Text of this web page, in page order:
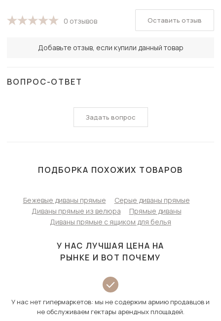
0 отзывов
Добавьте отзыв, если купили данный товар
Оставить отзыв
ВОПРОС-ОТВЕТ
Задать вопрос
ПОДБОРКА ПОХОЖИХ ТОВАРОВ
Бежевые диваны прямые
Серые диваны прямые
Диваны прямые из велюра
Прямые диваны
Диваны прямые с ящиком для белья
У НАС ЛУЧШАЯ ЦЕНА НА
РЫНКЕ И ВОТ ПОЧЕМУ
У нас нет гипермаркетов: мы не содержим армию продавцов и
не обслуживаем гектары арендных площадей.